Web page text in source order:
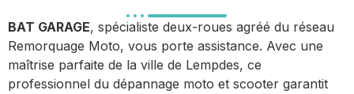
BAT GARAGE, spécialiste deux-roues agréé du réseau
Remorquage Moto, vous porte assistance. Avec une
maîtrise parfaite de la ville de Lempdes, ce
professionnel du dépannage moto et scooter garantit